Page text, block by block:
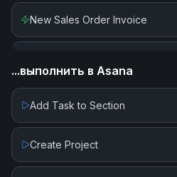
New Sales Order Invoice
...выполнить в Asana
Add Task to Section
Create Project